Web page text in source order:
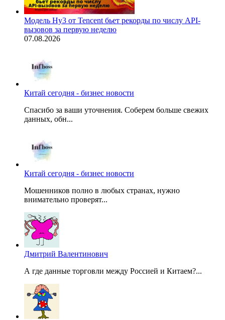
Модель Hy3 от Tencent бьет рекорды по числу API-
вызовов за первую неделю
07.08.2026
Китай сегодня - бизнес новости
Спасибо за ваши уточнения. Соберем больше свежих
данных, обн...
Китай сегодня - бизнес новости
Мошенников полно в любых странах, нужно
внимательно проверят...
Дмитрий Валентинович
А где данные торговли между Россией и Китаем?...